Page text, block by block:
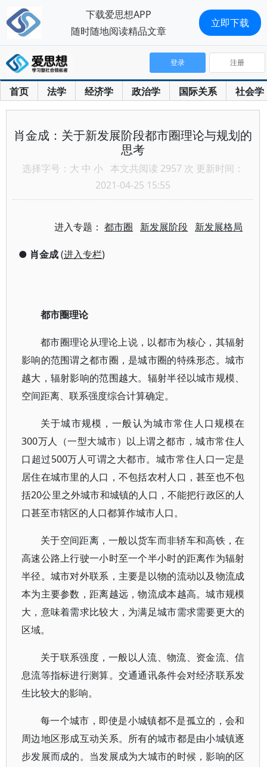
首页 法学 经济学 政治学 国际关系 社会学
登录 注册
肖金成：关于新发展阶段都市圈理论与规划的
思考
选择字号： 大 中 小 本文共阅读 2957 次 更新时间：
2021-04-25 15:55
进入专题：都市圈 新发展阶段 新发展格局
● 肖金成(进入专栏)
都市圈理论
都市圈理论从理论上说，以都市为核心，其辐射
影响的范围谓之都市圈，是城市圈的特殊形态。城市
越大，辐射影响的范围越大。辐射半径以城市规模、
空间距离、联系强度综合计算确定。
关于城市规模，一般认为城市常住人口规模在
300万人（一型大城市）以上谓之都市，城市常住人
口超过500万人可谓之大都市。城市常住人口一定是
居住在城市里的人口，不包括农村人口，甚至也不包
括20公里之外城市和城镇的人口，不能把行政区的人
口甚至市辖区的人口都算作城市人口。
关于空间距离，一般以货车而非轿车和高铁，在
高速公路上行驶一小时至一个半小时的距离作为辐射
半径。城市对外联系，主要是以物的流动以及物流成
本为主要参数，距离越远，物流成本越高。城市规模
大，意味着需求比较大，为满足城市需求需要更大的
区域。
关于联系强度，一般以人流、物流、资金流、信
息流等指标进行测算。交通通讯条件会对经济联系发
生比较大的影响。
每一个城市，即使是小城镇都不是孤立的，会和
周边地区形成互动关系。所有的城市都是由小城镇逐
步发展而成的。当发展成为大城市的时候，影响的区
下载爱思想APP
随时随地阅读精品文章
立即下载